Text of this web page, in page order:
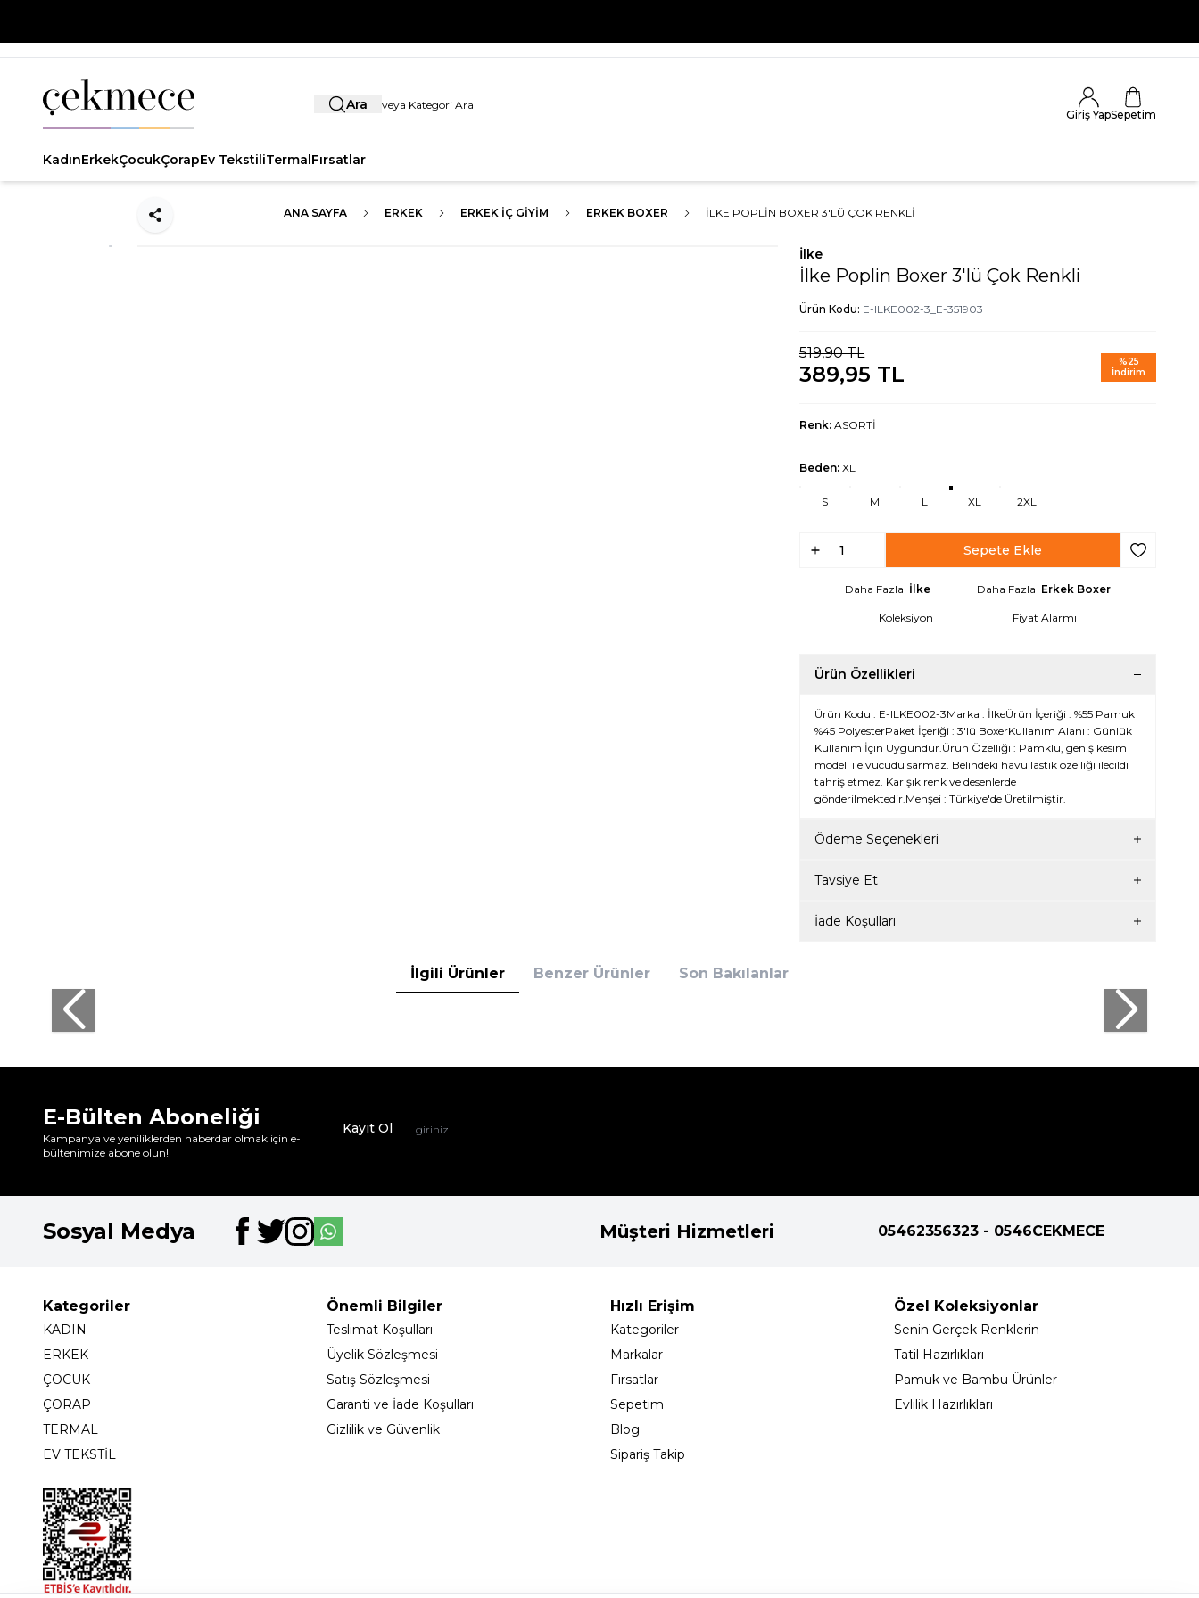
Ara
Giriş YapSepetim
KadınErkekÇocukÇorapEv TekstiliTermalFırsatlar
ANA SAYFA ERKEK ERKEK İÇ GIYIM ERKEK BOXER İLKE POPLIN BOXER 3'LÜ ÇOK RENKLI
Paylaş
İlke
İlke Poplin Boxer 3'lü Çok Renkli
Ürün Kodu: E-ILKE002-3_E-351903
519,90TL
389,95 TL %25
İndirim
Renk: ASORTİ
Beden: XL
S M L XL 2XL
Sepete Ekle Favoriye
Daha Fazla İlke Daha Fazla Erkek Boxer
Koleksiyon Fiyat Alarmı
Ürün Özellikleri
Ürün Kodu : E-ILKE002-3Marka : İlkeÜrün İçeriği : %55 Pamuk
%45 PolyesterPaket İçeriği : 3'lü BoxerKullanım Alanı : Günlük
Kullanım İçin Uygundur.Ürün Özelliği : Pamklu, geniş kesim
modeli ile vücudu sarmaz. Belindeki havu lastik özelliği ilecildi
tahriş etmez. Karışık renk ve desenlerde
gönderilmektedir.Menşei : Türkiye'de Üretilmiştir.
Ödeme Seçenekleri
Tavsiye Et
İade Koşulları
İlgili Ürünler Benzer Ürünler Son Bakılanlar
E-Bülten Aboneliği
Kampanya ve yeniliklerden haberdar olmak için e-
bültenimize abone olun!
Kayıt Ol
Sosyal Medya Müşteri Hizmetleri 05462356323 - 0546CEKMECE
Kategoriler
KADIN
ERKEK
ÇOCUK
ÇORAP
TERMAL
EV TEKSTİL
Önemli Bilgiler
Teslimat Koşulları
Üyelik Sözleşmesi
Satış Sözleşmesi
Garanti ve İade Koşulları
Gizlilik ve Güvenlik
Hızlı Erişim
Kategoriler
Markalar
Fırsatlar
Sepetim
Blog
Sipariş Takip
Özel Koleksiyonlar
Senin Gerçek Renklerin
Tatil Hazırlıkları
Pamuk ve Bambu Ürünler
Evlilik Hazırlıkları